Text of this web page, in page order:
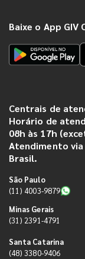
Baixe o App GIV
Centrais de
Horário de
08h às 17h
Atendimento
Brasil.
São Paulo
(11) 4003-9879
Minas Gerais
(31) 2391-4791
Santa Catarina
(48) 3380-9406